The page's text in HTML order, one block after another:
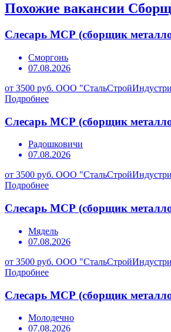
Похожие вакансии
Слесарь МСР (сборщик
Сморгонь
07.08.2026
от 3500 руб. ООО
Подробнее
Слесарь МСР (сборщик
Радошковичи
07.08.2026
от 3500 руб. ООО
Подробнее
Слесарь МСР (сборщик
Мядель
07.08.2026
от 3500 руб. ООО
Подробнее
Слесарь МСР (сборщик
Молодечно
07.08.2026